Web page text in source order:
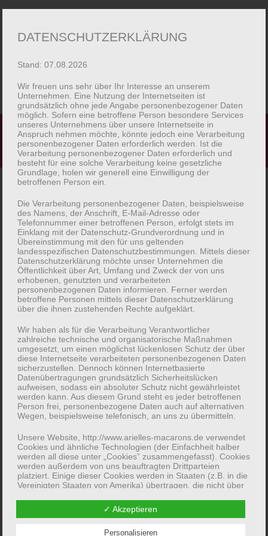
Navigation
Inhalt
Startseite
Macarons
Unser Piaggio
Bilder
Shop
Kontakt
Startseite
Produkte verschlagwortet mit „Pfirsisch-
Lavendel“
Einzelnes Ergebnis wird angezeigt
DIE EXOTEN
€25,00
Weiterlesen
DATENSCHUTZERKLÄRUNG
Stand: 07.08.2026
Wir freuen uns sehr über Ihr Interesse an unserem
Unternehmen. Eine Nutzung der Internetseiten ist
grundsätzlich ohne jede Angabe personenbezogener Daten
möglich. Sofern eine betroffene Person besondere Services
unseres Unternehmens über unsere Internetseite in
Anspruch nehmen möchte, könnte jedoch eine Verarbeitung
personenbezogener Daten erforderlich werden. Ist die
Verarbeitung personenbezogener Daten erforderlich und
besteht für eine solche Verarbeitung keine gesetzliche
Grundlage, holen wir generell eine Einwilligung der
betroffenen Person ein.
Die Verarbeitung personenbezogener Daten, beispielsweise
des Namens, der Anschrift, E-Mail-Adresse oder
Telefonnummer einer betroffenen Person, erfolgt stets im
Einklang mit der Datenschutz-Grundverordnung und in
Übereinstimmung mit den für uns geltenden
landesspezifischen Datenschutzbestimmungen. Mittels dieser
Datenschutzerklärung möchte unser Unternehmen die
Öffentlichkeit über Art, Umfang und Zweck der von uns
erhobenen, genutzten und verarbeiteten
personenbezogenen Daten informieren. Ferner werden
betroffene Personen mittels dieser Datenschutzerklärung
über die ihnen zustehenden Rechte aufgeklärt.
Wir haben als für die Verarbeitung Verantwortlicher
zahlreiche technische und organisatorische Maßnahmen
umgesetzt, um einen möglichst lückenlosen Schutz der über
diese Internetseite verarbeiteten personenbezogenen Daten
sicherzustellen. Dennoch können Internetbasierte
Datenübertragungen grundsätzlich Sicherheitslücken
aufweisen, sodass ein absoluter Schutz nicht gewährleistet
werden kann. Aus diesem Grund steht es jeder betroffenen
Person frei, personenbezogene Daten auch auf alternativen
Wegen, beispielsweise telefonisch, an uns zu übermitteln.
Unsere Website, http://www.arielles-macarons.de verwendet
Cookies und ähnliche Technologien (der Einfachheit halber
werden all diese unter „Cookies” zusammengefasst). Cookies
werden außerdem von uns beauftragten Drittparteien
platziert. Einige dieser Cookies werden in Staaten (z.B. in die
Vereinigten Staaten von Amerika) übertragen, die nicht über
verfügen. In diesen Ländern stehen Ihnen unter Umstzänden
keine wirksamen und durchsetzbaren Rechtsmittel oder
entsprechenden Weise Ihre datenschutz- und/oder
✓ Akzeptieren
Personalisieren